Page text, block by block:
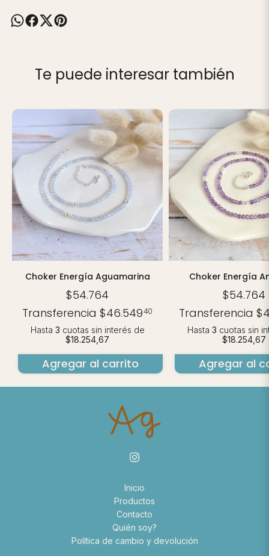
Te puede interesar también
Choker Energía Aguamarina
$54.764
Transferencia$46.54940
Hasta 3 cuotas sin interés de
$18.254,67
Agregar al carrito
Choker Energía
$54.764
Transferencia
Hasta 3 cuotas sin
$18.254,67
Agregar al
Inicio
Productos
Contacto
Quién soy?
Política de cambio y devolución